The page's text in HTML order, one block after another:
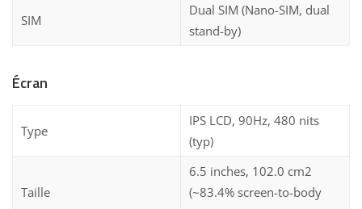
SIM
Dual SIM (Nano-SIM, dual
stand-by)
Écran
Type
IPS LCD, 90Hz, 480 nits
(typ)
Taille
6.5 inches, 102.0 cm2
(~83.4% screen-to-body